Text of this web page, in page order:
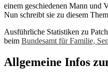
einem geschiedenen Mann und
Nun schreibt sie zu diesem
Ausführliche Statistiken zu
beim Bundesamt für Familie,
Allgemeine Infos